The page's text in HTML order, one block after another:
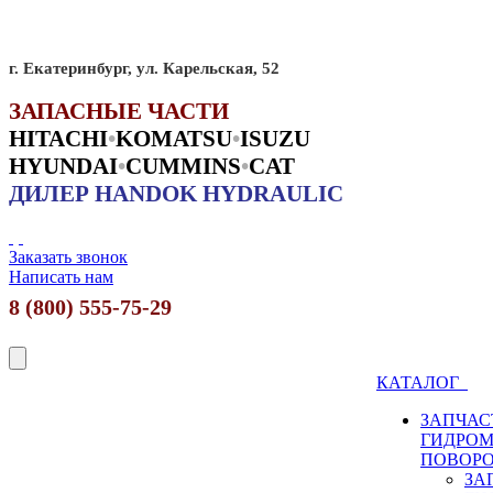
г. Екатеринбург, ул. Карельская, 52
ЗАПАСНЫЕ ЧАСТИ
HITACHI•KOMATSU•ISUZU
HYUNDAI•CUMMINS•CAT
ДИЛЕР HANDOK HYDRAULIC
Заказать звонок
Написать нам
8 (800) 555-75-29
КАТАЛОГ